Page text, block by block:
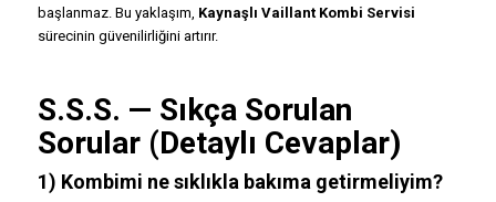
başlanmaz. Bu yaklaşım, Kaynaşlı Vaillant Kombi Servisi
sürecinin güvenilirliğini artırır.
S.S.S. — Sıkça Sorulan
Sorular (Detaylı Cevaplar)
1) Kombimi ne sıklıkla bakıma getirmeliyim?